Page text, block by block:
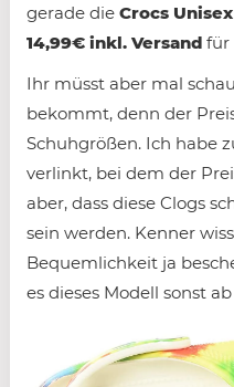
gerade die Crocs
14,99€ inkl. Versand für
Ihr müsst aber mal
bekommt, denn der
Schuhgrößen. Ich habe
verlinkt, bei dem der
aber, dass diese Clogs
sein werden. Kenner
Bequemlichkeit ja
es dieses Modell sonst ab